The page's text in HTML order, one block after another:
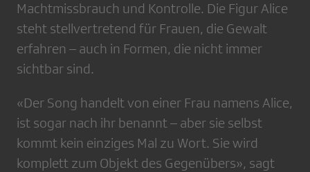
Machtmissbrauch und Kontrolle. Die Figur Alice
steht stellvertretend für Frauen, die Gewalt
erfahren – auch in Formen, die nicht immer
sichtbar sind.
«Der Song handelt von einer Frau namens Alice,
ist sogar nach ihr benannt – aber sie selbst
kommt kein einziges Mal zu Wort. Sie wird
komplett zum Objekt des Gegenübers», sagt